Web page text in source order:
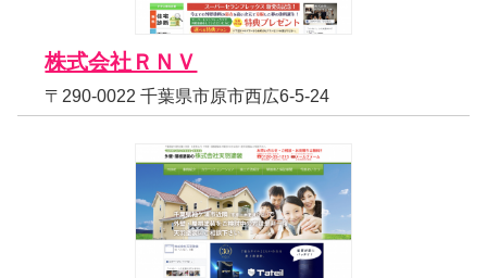
株式会社ＲＮＶ
〒290-0022 千葉県市原市西広6-5-24